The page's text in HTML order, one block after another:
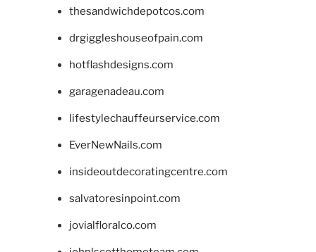
thesandwichdepotcos.com
drgiggleshouseofpain.com
hotflashdesigns.com
garagenadeau.com
lifestylechauffeurservice.com
EverNewNails.com
insideoutdecoratingcentre.com
salvatoresinpoint.com
jovialfloralco.com